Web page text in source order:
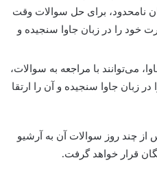
نامحدود، برای حل سوالات وقت
خود را در زبان جاوا سنجیده و
می‌توانند با مراجعه به سوالات،
زبان جاوا سنجیده و آن را ارتقا
از چند روز سوالات آن به آرشیو
قرار خواهد گرفت.